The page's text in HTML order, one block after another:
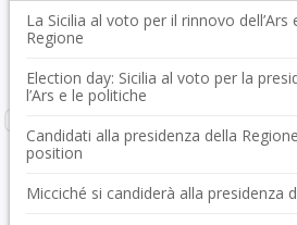
La Sicilia al voto per il rinnovo dell’Ars
Regione
Election day: Sicilia al voto per la
l’Ars e le politiche
Candidati alla presidenza della
position
Micciché si candiderà alla presidenza